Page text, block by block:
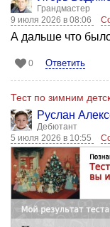
Грандмастер
9 июля 2026 в 08:06
А дальше что
0 Ответить
Тест по зимним
Руслан
Дебютант
5 июля 2026 в 10:55